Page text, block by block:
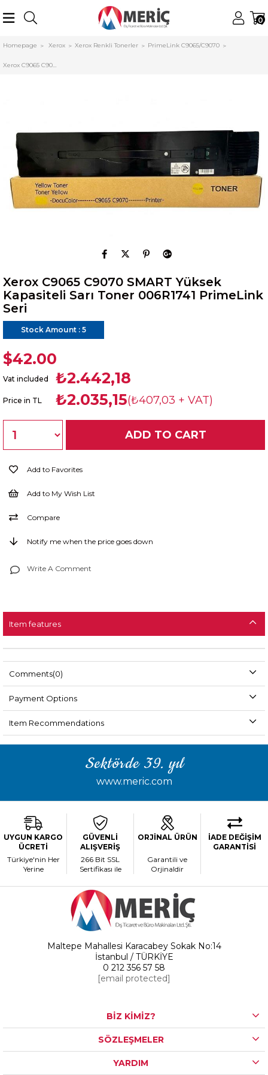
0
Homepage Xerox Xerox Renkli Tonerler PrimeLink C9065/C9070
Xerox C9065 C9070 SMART Yüksek Kapasiteli Sarı Toner 006R1741 PrimeLink Seri
Xerox C9065 C9070 SMART Yüksek
Kapasiteli Sarı Toner 006R1741 PrimeLink
Seri
Stock Amount : 5
$42.00
Vat included ₺2.442,18
Price in TL ₺2.035,15(₺407,03 + VAT)
Add to Favorites
Add to My Wish List
Compare
Notify me when the price goes down
Write A Comment
Item features
Comments(0)
Payment Options
Item Recommendations
Sektörde 39. yıl
www.meric.com
UYGUN KARGO
ÜCRETİ
Türkiye'nin Her
Yerine
GÜVENLİ
ALIŞVERİŞ
266 Bit SSL
Sertifikası ile
ORJİNAL ÜRÜN
Garantili ve
Orjinaldir
İADE DEĞİŞİM
GARANTİSİ
Maltepe Mahallesi Karacabey Sokak No:14
İstanbul / TÜRKİYE
0 212 356 57 58
[email protected]
BİZ KİMİZ?
SÖZLEŞMELER
YARDIM